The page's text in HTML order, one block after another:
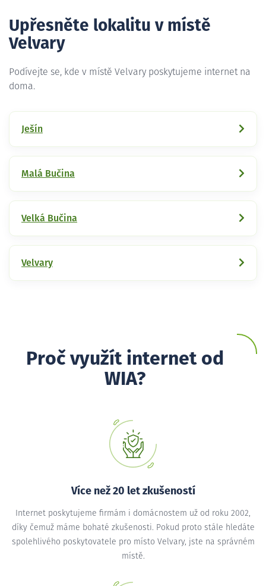
Upřesněte lokalitu v místě
Velvary
Podívejte se, kde v místě Velvary poskytujeme internet na
doma.
Ješín
Malá Bučina
Velká Bučina
Velvary
Proč využít internet od
WIA?
Více než 20 let zkušeností
Internet poskytujeme firmám i domácnostem už od roku 2002,
díky čemuž máme bohaté zkušenosti. Pokud proto stále hledáte
spolehlivého poskytovatele pro místo Velvary, jste na správném
místě.